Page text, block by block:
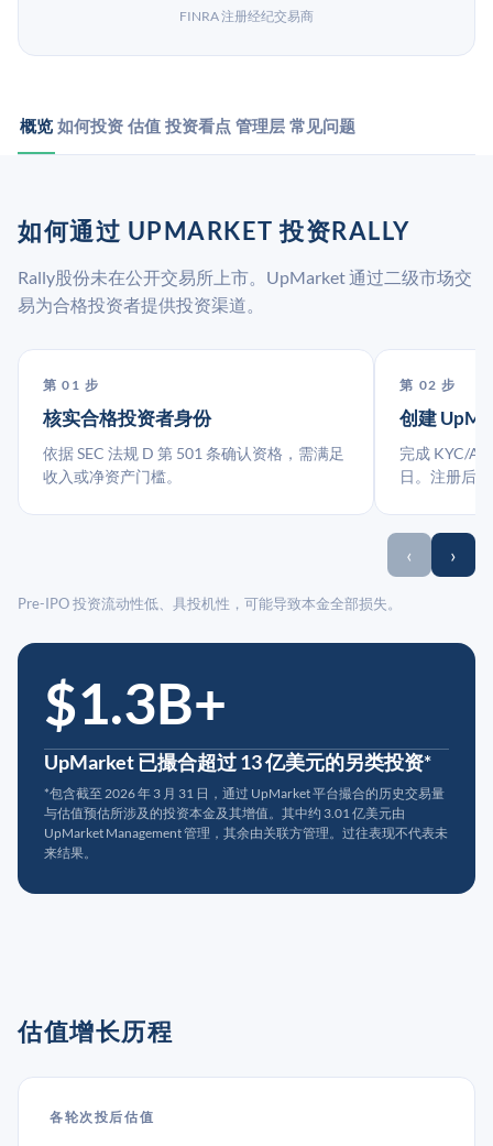
FINRA 注册经纪交易商
概览 如何投资 估值 投资看点 管理层 常见问题
如何通过 UPMARKET 投资RALLY
Rally股份未在公开交易所上市。UpMarket 通过二级市场交
易为合格投资者提供投资渠道。
第 01 步
核实合格投资者身份
依据 SEC 法规 D 第 501 条确认资格，需满足
收入或净资产门槛。
第 02 步
创建
完成 KYC/
日。注册后
‹ ›
Pre-IPO 投资流动性低、具投机性，可能导致本金全部损失。
$1.3B+
UpMarket 已撮合超过 13 亿美元的另类投资*
*包含截至 2026 年 3 月 31 日，通过 UpMarket 平台撮合的历史交易量
与估值预估所涉及的投资本金及其增值。其中约 3.01 亿美元由
UpMarket Management 管理，其余由关联方管理。过往表现不代表未
来结果。
估值增长历程
各轮次投后估值